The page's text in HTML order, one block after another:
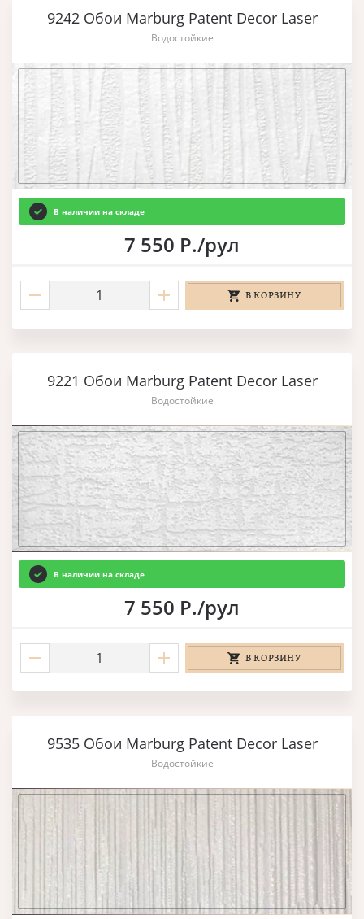
9242 Обои Marburg Patent Decor Laser
Водостойкие
В наличии на складе
7 550 Р./рул
В КОРЗИНУ
9221 Обои Marburg Patent Decor Laser
Водостойкие
В наличии на складе
7 550 Р./рул
В КОРЗИНУ
9535 Обои Marburg Patent Decor Laser
Водостойкие